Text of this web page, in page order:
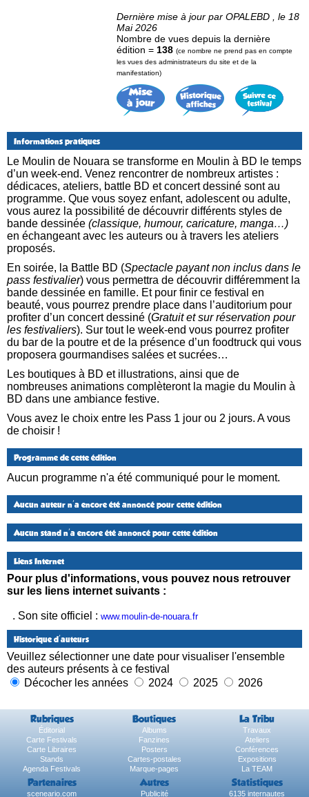
Dernière mise à jour par OPALEBD , le 18
Mai 2026
Nombre de vues depuis la dernière
édition = 138 (ce nombre ne prend pas en compte
les vues des administrateurs du site et de la
manifestation)
Informations pratiques
Le Moulin de Nouara se transforme en Moulin à BD le temps
d’un week-end. Venez rencontrer de nombreux artistes :
dédicaces, ateliers, battle BD et concert dessiné sont au
programme. Que vous soyez enfant, adolescent ou adulte,
vous aurez la possibilité de découvrir différents styles de
bande dessinée (classique, humour, caricature, manga…)
en échangeant avec les auteurs ou à travers les ateliers
proposés.
En soirée, la Battle BD (Spectacle payant non inclus dans le
pass festivalier) vous permettra de découvrir différemment la
bande dessinée en famille. Et pour finir ce festival en
beauté, vous pourrez prendre place dans l’auditorium pour
profiter d’un concert dessiné (Gratuit et sur réservation pour
les festivaliers). Sur tout le week-end vous pourrez profiter
du bar de la poutre et de la présence d’un foodtruck qui vous
proposera gourmandises salées et sucrées…
Les boutiques à BD et illustrations, ainsi que de
nombreuses animations complèteront la magie du Moulin à
BD dans une ambiance festive.
Vous avez le choix entre les Pass 1 jour ou 2 jours. A vous
de choisir !
Programme de cette édition
Aucun programme n'a été communiqué pour le moment.
Aucun auteur n'a encore été annoncé pour cette édition
Aucun stand n'a encore été annoncé pour cette édition
Liens Internet
Pour plus d'informations, vous pouvez nous retrouver
sur les liens internet suivants :
. Son site officiel : www.moulin-de-nouara.fr
Historique d'auteurs
Veuillez sélectionner une date pour visualiser l'ensemble
des auteurs présents à ce festival
Décocher les années
2024 2025 2026
Rubriques Boutiques La Tribu
Éditorial Albums
Travaux
Carte Festivals
Fanzines
Ateliers
Carte Libraires
Posters
Conférences
Stands
Cartes-postales
Expositions
Agenda Festivals
Marque-pages La TEAM
Partenaires Autres Statistiques
sceneario.com Publicité 6135 internautes